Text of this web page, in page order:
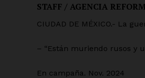
STAFF / AGENCIA
CIUDAD DE MÉXICO.- La
– “Están muriendo rusos y
En campaña. Nov. 2024